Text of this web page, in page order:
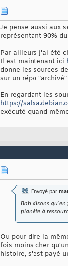
Je pense aussi aux
représentant 90%
Par ailleurs j'ai été
Il est maintenant ici
donne les sources
sur un répo
En regardant les
https://
exécuté quand
Envoyé par
Bah disons qu'en
planète à
Ou pour dire la
fois moins cher
histoire, s'est payé